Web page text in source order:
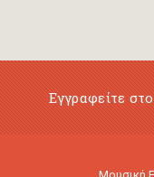
Εγγραφείτε